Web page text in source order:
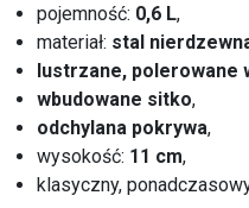
pojemność: 0,6 L,
materiał: stal
lustrzane, polerowane
wbudowane sitko,
odchylana pokrywa,
wysokość: 11 cm,
klasyczny,